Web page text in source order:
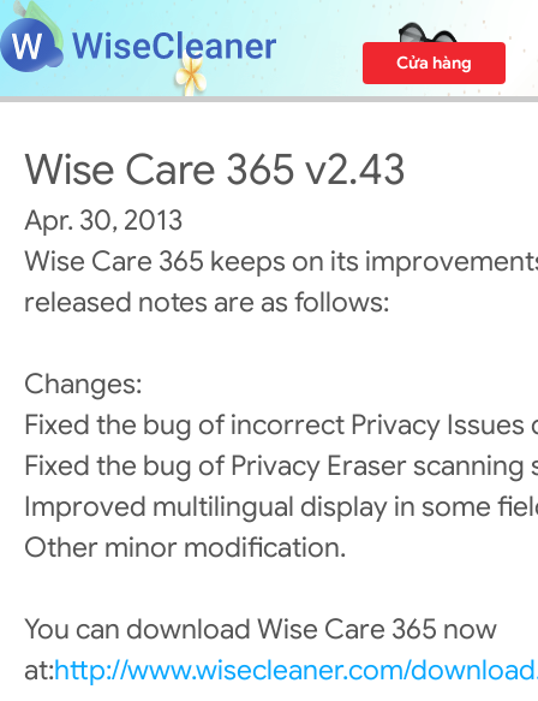
Cửa hàng
Wise Care 365 v2.43
Apr. 30, 2013
Wise Care 365 keeps on its
released notes are as follows:
Changes:
Fixed the bug of incorrect Privacy Issues
Fixed the bug of Privacy Eraser scanning
Improved multilingual display in some
Other minor modification.
You can download Wise Care 365 now
at:http://www.wisecleaner.com/